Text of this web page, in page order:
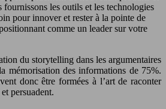
fournissons les outils et les technologies
pour innover et rester à la pointe de
comme un leader sur votre
du storytelling dans les argumentaires
mémorisation des informations de 75%.
donc être formées à l’art de raconter
persuadent.